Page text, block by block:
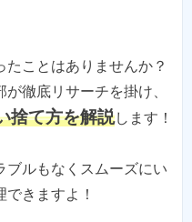
たことはありませんか？
徹底リサーチを掛け、
捨て方を解説します！
ブルもなくスムーズにい
きますよ！